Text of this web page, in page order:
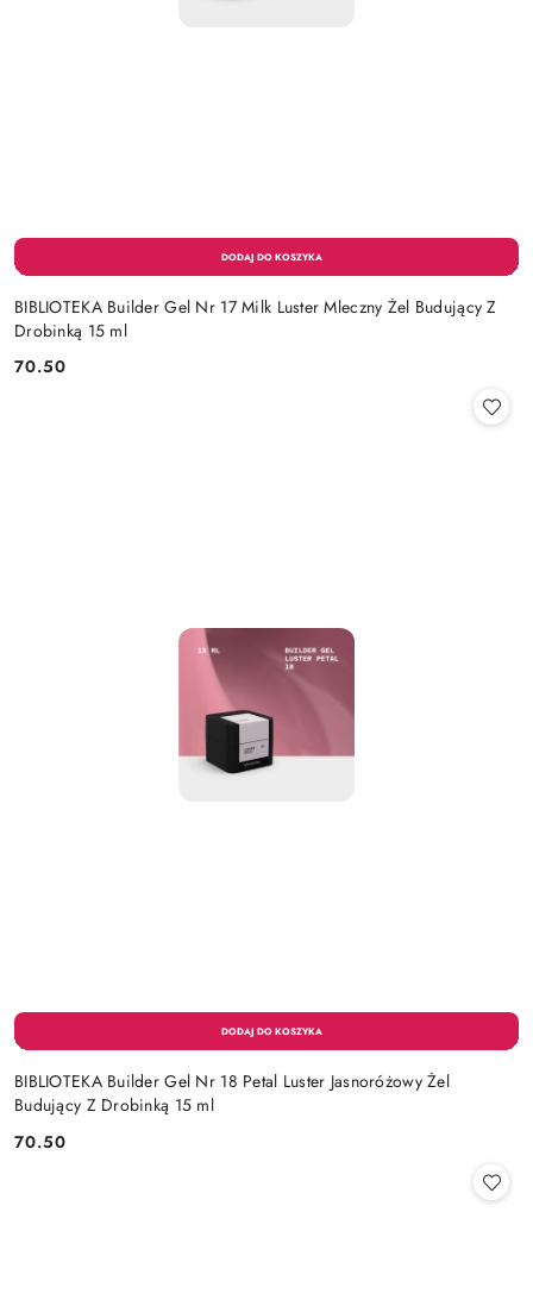
BIBLIOTEKA Builder Gel Nr 17 Milk Luster Mleczny Żel Budujący Z
Drobinką 15 ml
Cena:
70.50
BIBLIOTEKA Builder Gel Nr 18 Petal Luster Jasnoróżowy Żel
Budujący Z Drobinką 15 ml
Cena:
70.50